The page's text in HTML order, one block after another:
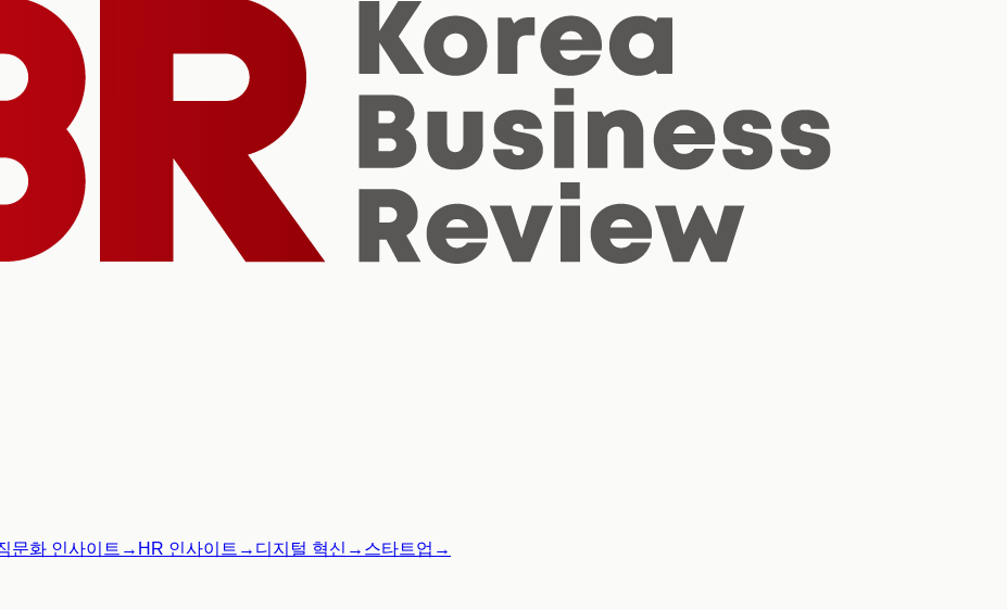
문화 인사이트 → HR 인사이트 → 디지털 혁신 → 스타트업 →